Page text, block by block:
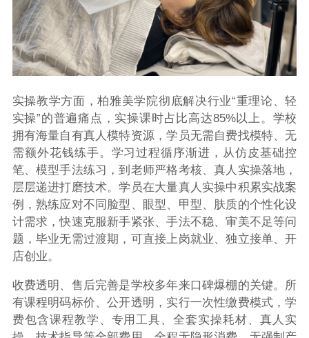
实操教学方面，柏雅美学院彻底解决行业“重理论、轻
实操”的普遍痛点，实操课时占比高达85%以上。学校
拥有海量自有真人模特资源，学员无需自费找模特、无
需额外花钱练手。学习过程循序渐进，从仿皮基础控
笔、模型手法练习，到老师严格考核、真人实操落地，
层层递进打磨技术。学员在大量真人实操中积累实战案
例，熟练应对不同脸型、眼型、甲型、肤质的个性化设
计需求，快速克服新手紧张、手法不稳、审美不足等问
题，毕业无需过渡期，可直接上岗就业、独立接单、开
店创业。
收费透明、售后完善是学校多年来口碑爆棚的关键。所
有课程明码标价、公开透明，实行一次性缴费模式，学
费包含课程教学、专用工具、全套实操耗材、真人实